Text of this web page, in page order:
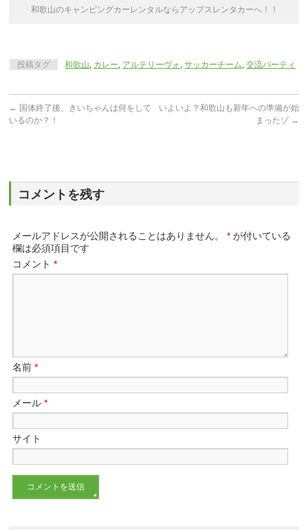
和歌山のキャンピングカーレンタルならアップスレンタカーへ！！
投稿タグ 和歌山, カレー, アルテリーヴォ ,サッカーチーム,交流パーティ
← 国体終了後、きいちゃんは何をして
いるのか？！
いよいよ？和歌山も新年への準備が始
まったゾ →
コメントを残す
メールアドレスが公開されることはありません。 * が付いている
欄は必須項目です
コメント*
名前*
メール*
サイト